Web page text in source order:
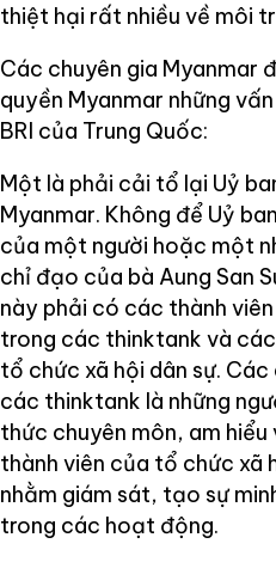
thiệt hại rất nhiều về môi
Các chuyên gia Myanmar
quyền Myanmar những
BRI của Trung Quốc:
Một là phải cải tổ lại Uỷ
Myanmar. Không để Uỷ
của một người hoặc một
chỉ đạo của bà Aung San
này phải có các thành
trong các thinktank và
tổ chức xã hội dân sự.
các thinktank là những
thức chuyên môn, am hiểu
thành viên của tổ chức xã
nhằm giám sát, tạo sự
trong các hoạt động.